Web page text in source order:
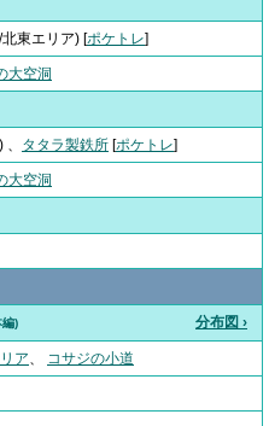
東エリア) [ポケトレ]
大空洞
タタラ製鉄所 [ポケトレ]
大空洞
編) 分布図 ›
ア、 コサジの小道